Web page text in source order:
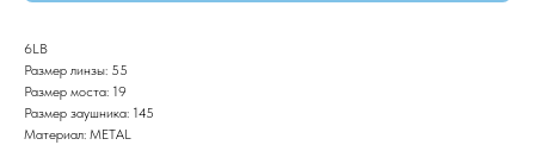
6LB
Размер линзы: 55
Размер моста: 19
Размер заушника: 145
Материал: METAL